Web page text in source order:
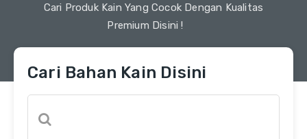
Cari Produk Kain Yang Cocok Dengan Kualitas
Premium Disini !
Cari Bahan Kain Disini